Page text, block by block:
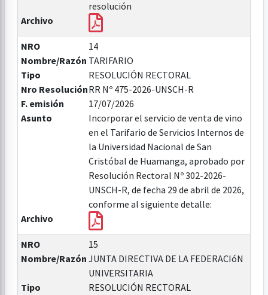
resolución
Archivo
NRO
14
Nombre/Razón TARIFARIO
Tipo
RESOLUCIÓN RECTORAL
Nro ResoluciónRR Nº 475-2026-UNSCH-R
F. emisión
17/07/2026
Asunto
Incorporar el servicio de venta de vino
en el Tarifario de Servicios Internos de
la Universidad Nacional de San
Cristóbal de Huamanga, aprobado por
Resolución Rectoral Nº 302-2026-
UNSCH-R, de fecha 29 de abril de 2026,
conforme al siguiente detalle:
Archivo
NRO
15
Nombre/Razón JUNTA DIRECTIVA DE LA FEDERACIóN
UNIVERSITARIA
Tipo
RESOLUCIÓN RECTORAL